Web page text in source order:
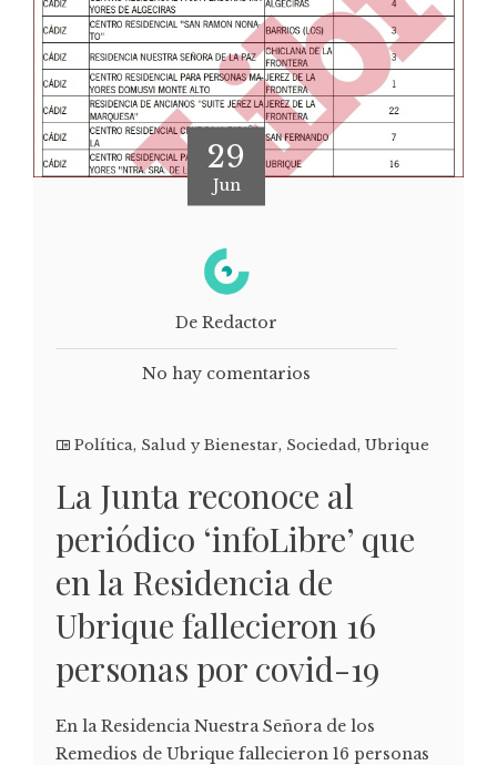
29
Jun
De Redactor
No hay comentarios
Política, Salud y Bienestar, Sociedad, Ubrique
La Junta reconoce al
periódico ‘infoLibre’ que
en la Residencia de
Ubrique fallecieron 16
personas por covid-19
En la Residencia Nuestra Señora de los
Remedios de Ubrique fallecieron 16 personas